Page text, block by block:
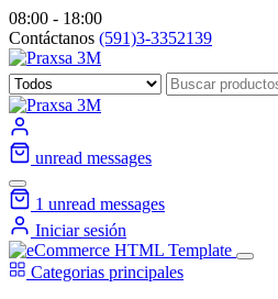
08:00 - 18:00
Contáctanos (591)3-3352139
unread messages
1 unread messages
Iniciar sesión
Categorias principales